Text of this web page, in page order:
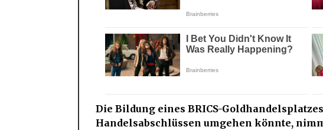
Die Bildung eines BRICS-
Handelsabschlüssen umgehen könnte,